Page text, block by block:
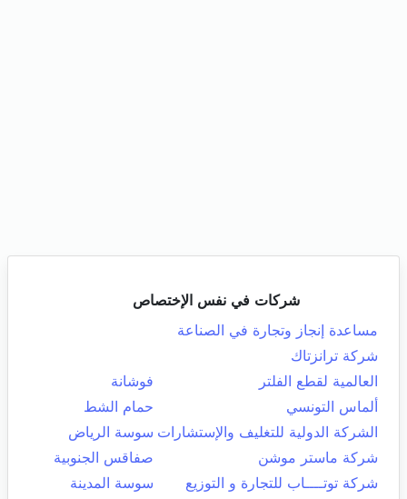
شركات في نفس الإختصاص
مساعدة إنجاز وتجارة في الصناعة
شركة ترانزتاك
العالمية لقطع الفلتر
فوشانة
ألماس التونسي
حمام الشط
الشركة الدولية للتغليف والإستشارات سوسة الرياض
شركة ماستر موشن
صفاقس الجنوبية
شركة توتــــاب للتجارة و التوزيع
سوسة المدينة